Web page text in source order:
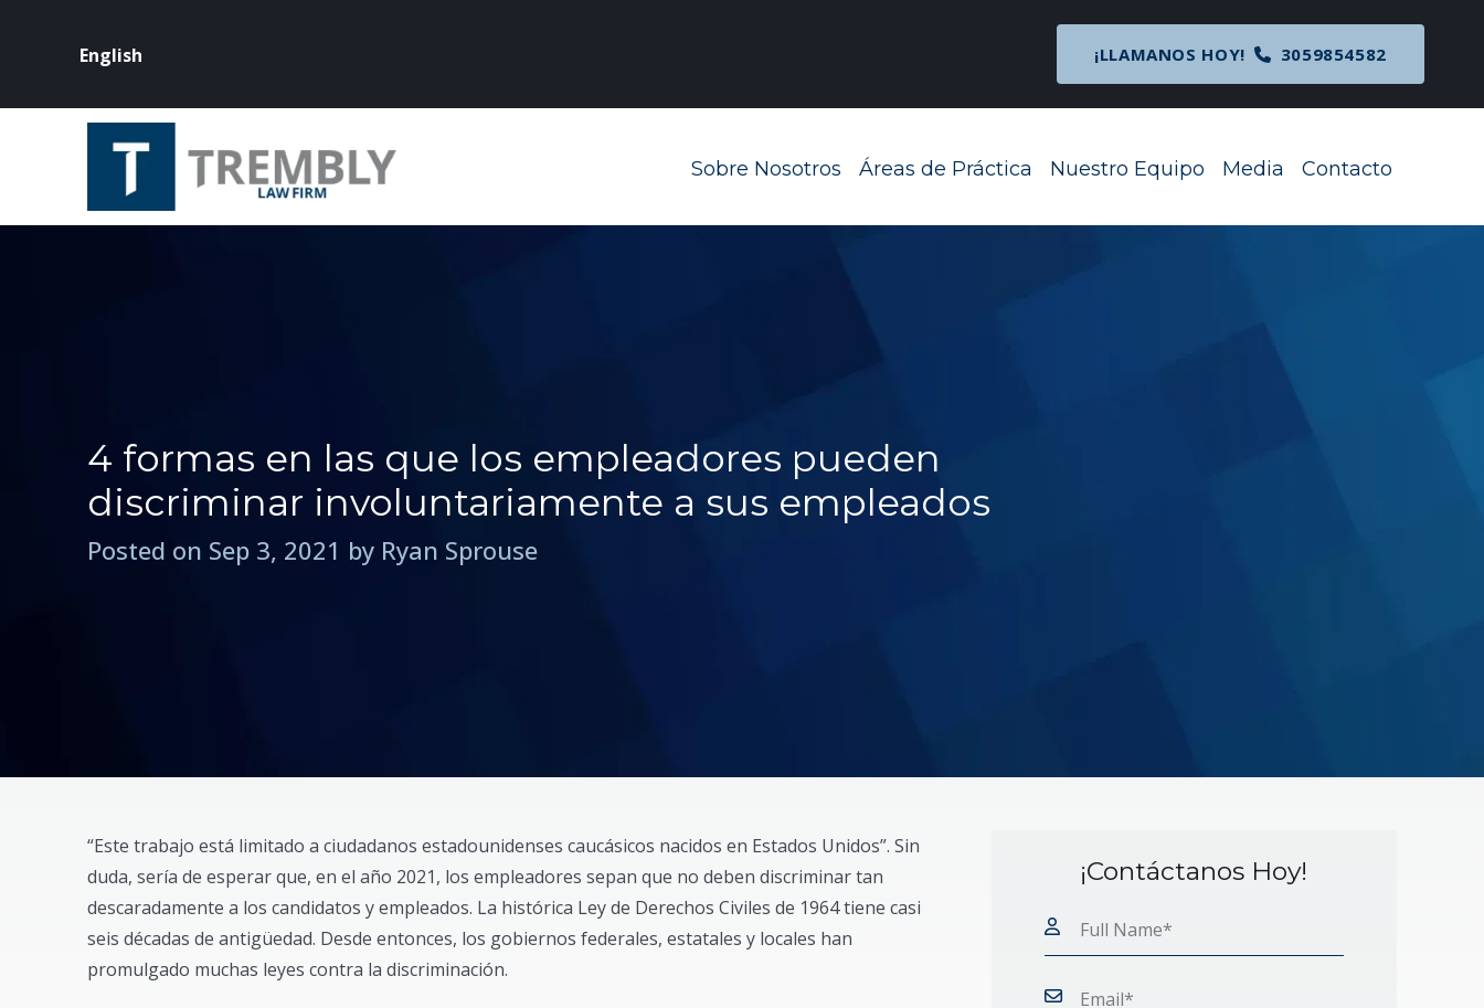
English ¡LLAMANOS HOY! 3059854582
Sobre Nosotros Áreas de Práctica Toggle Menu
Nuestro Equipo Toggle Menu
Media Toggle Menu
Contacto
4 formas en las que los empleadores pueden
discriminar involuntariamente a sus empleados
Posted on Sep 3, 2021 by Ryan Sprouse
“Este trabajo está limitado a ciudadanos estadounidenses caucásicos nacidos en Estados Unidos”. Sin
duda, sería de esperar que, en el año 2021, los empleadores sepan que no deben discriminar tan
descaradamente a los candidatos y empleados. La histórica Ley de Derechos Civiles de 1964 tiene casi
seis décadas de antigüedad. Desde entonces, los gobiernos federales, estatales y locales han
promulgado muchas leyes contra la discriminación.
¡Contáctanos Hoy!